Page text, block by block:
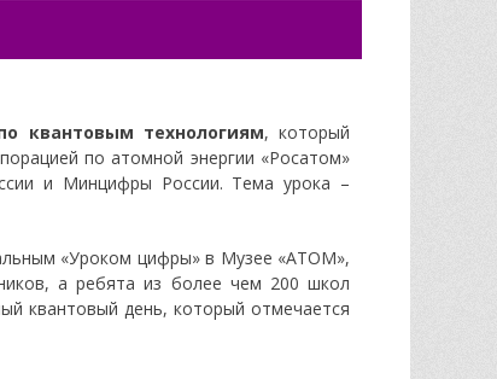
квантовым технологиям, который
по атомной энергии «Росатом»
и Минцифры России. Тема урока –
«Уроком цифры» в Музее «АТОМ»,
а ребята из более чем 200 школ
квантовый день, который отмечается